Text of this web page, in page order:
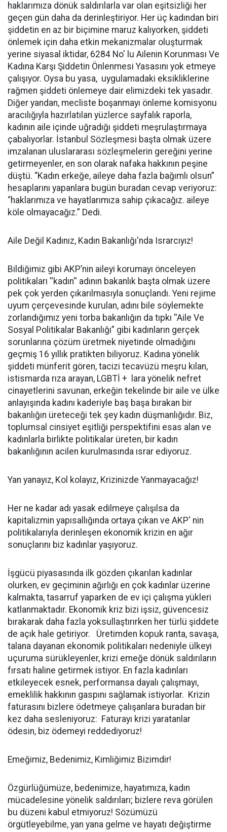
haklarımıza dönük saldırılarla var olan eşitsizliği her
geçen gün daha da derinleştiriyor. Her üç kadından biri
şiddetin en az bir biçimine maruz kalıyorken, şiddeti
önlemek için daha etkin mekanizmalar oluşturmak
yerine siyasal iktidar, 6284 No' lu Ailenin Korunması Ve
Kadına Karşı Şiddetin Önlenmesi Yasasını yok etmeye
çalışıyor. Oysa bu yasa, uygulamadaki eksikliklerine
rağmen şiddeti önlemeye dair elimizdeki tek yasadır.
Diğer yandan, mecliste boşanmayı önleme komisyonu
aracılığıyla hazırlatılan yüzlerce sayfalık raporla,
kadının aile içinde uğradığı şiddeti meşrulaştırmaya
çabalıyorlar. İstanbul Sözleşmesi başta olmak üzere
imzalanan uluslararası sözleşmelerin gereğini yerine
getirmeyenler, en son olarak nafaka hakkının peşine
düştü. “Kadın erkeğe, aileye daha fazla bağımlı olsun”
hesaplarını yapanlara bugün buradan cevap veriyoruz:
“haklarımıza ve hayatlarımıza sahip çıkacağız. aileye
köle olmayacağız.” Dedi.
Aile Değil Kadınız, Kadın Bakanlığı'nda Israrcıyız!
Bildiğimiz gibi AKP’nin aileyi korumayı önceleyen
politikaları ''kadın'' adının bakanlık başta olmak üzere
pek çok yerden çıkarılmasıyla sonuçlandı. Yeni rejime
uyum çerçevesinde kurulan, adını bile söylemekte
zorlandığımız yeni torba bakanlığın da tıpkı ''Aile Ve
Sosyal Politikalar Bakanlığı” gibi kadınların gerçek
sorunlarına çözüm üretmek niyetinde olmadığını
geçmiş 16 yıllık pratikten biliyoruz. Kadına yönelik
şiddeti münferit gören, tacizi tecavüzü meşru kılan,
istismarda rıza arayan, LGBTİ + lara yönelik nefret
cinayetlerini savunan, erkeğin tekelinde bir aile ve ülke
anlayışında kadını kaderiyle baş başa bırakan bir
bakanlığın üreteceği tek şey kadın düşmanlığıdır. Biz,
toplumsal cinsiyet eşitliği perspektifini esas alan ve
kadınlarla birlikte politikalar üreten, bir kadın
bakanlığının acilen kurulmasında ısrar ediyoruz.
Yan yanayız, Kol kolayız, Krizinizde Yanmayacağız!
Her ne kadar adı yasak edilmeye çalışılsa da
kapitalizmin yapısallığında ortaya çıkan ve AKP' nin
politikalarıyla derinleşen ekonomik krizin en ağır
sonuçlarını biz kadınlar yaşıyoruz.
İşgücü piyasasında ilk gözden çıkarılan kadınlar
olurken, ev geçiminin ağırlığı en çok kadınlar üzerine
kalmakta, tasarruf yaparken de ev içi çalışma yükleri
katlanmaktadır. Ekonomik kriz bizi işsiz, güvencesiz
bırakarak daha fazla yoksullaştırırken her türlü şiddete
de açık hale getiriyor. Üretimden kopuk ranta, savaşa,
talana dayanan ekonomik politikaları nedeniyle ülkeyi
uçuruma sürükleyenler, krizi emeğe dönük saldırıların
fırsatı haline getirmek istiyor. En fazla kadınları
etkileyecek esnek, performansa dayalı çalışmayı,
emeklilik hakkının gaspını sağlamak istiyorlar. Krizin
faturasını bizlere ödetmeye çalışanlara buradan bir
kez daha sesleniyoruz: Faturayı krizi yaratanlar
ödesin, biz ödemeyi reddediyoruz!
Emeğimiz, Bedenimiz, Kimliğimiz Bizimdir!
Özgürlüğümüze, bedenimize, hayatımıza, kadın
mücadelesine yönelik saldırıları; bizlere reva görülen
bu düzeni kabul etmiyoruz! Sözümüzü
örgütleyebilme, yan yana gelme ve hayatı değiştirme